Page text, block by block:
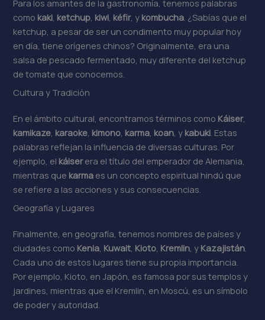
Para los amantes de la gastronomía, tenemos palabras
como kaki ketchup kiwi kéfir, y kombucha . ¿Sabías que el
ketchup, a pesar de ser un condimento muy popular hoy
en día, tiene orígenes chinos? Originalmente, era una
salsa de pescado fermentado, muy diferente del ketchup
de tomate que conocemos.
Cultura y Tradición
En el ámbito cultural, encontramos términos como Káiser,
kamikaze, karaoke, kimono, karma, koan, y kabuki. Estas
palabras reflejan la influencia de diversas culturas. Por
ejemplo, el káiserera el título del emperador de Alemania,
mientras que karma es un concepto espiritual hindú que
se refiere a las acciones y sus consecuencias.
Geografía y Lugares
Finalmente, en geografía, tenemos nombres de países y
ciudades como Kenia, Kuwait, Kioto, Kremlin, y Kazajistán.
Cada uno de estos lugares tiene su propia importancia.
Por ejemplo, Kioto, en Japón, es famosa por sus templos y
jardines, mientras que el Kremlin, en Moscú, es un símbolo
de poder y autoridad.